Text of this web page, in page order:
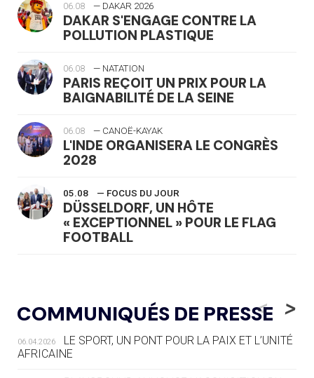
06.08 — DAKAR 2026
DAKAR S'ENGAGE CONTRE LA
POLLUTION PLASTIQUE
06.08 — NATATION
PARIS REÇOIT UN PRIX POUR LA
BAIGNABILITÉ DE LA SEINE
06.08 — CANOË-KAYAK
L'INDE ORGANISERA LE CONGRÈS
2028
05.08 — FOCUS DU JOUR
DÜSSELDORF, UN HÔTE
« EXCEPTIONNEL » POUR LE FLAG
FOOTBALL
LE RÊVE DE VOIR LA LUGE ALPINE
AUX JO « N'EST PAS FINI »
05.08 — TIR À L'ARC
DES MONDIAUX À BRISBANE SUR LA
COMMUNIQUÉS DE PRESSE
<
06.04.2026
LE SPORT, UN PONT POUR LA PAIX ET L’UNITÉ
AFRICAINE
>